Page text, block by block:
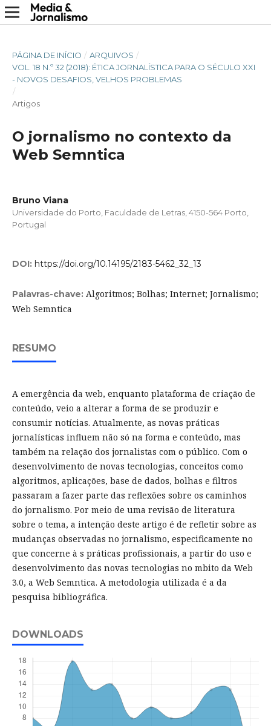
PÁGINA DE INÍCIO / ARQUIVOS /
VOL. 18 N.º 32 (2018): ÉTICA JORNALÍSTICA PARA O SÉCULO XXI
- NOVOS DESAFIOS, VELHOS PROBLEMAS
/
Artigos
O jornalismo no contexto da
Web Semntica
Bruno Viana
Universidade do Porto, Faculdade de Letras, 4150-564 Porto,
Portugal
DOI: https://doi.org/10.14195/2183-5462_32_13
Palavras-chave: Algoritmos; Bolhas; Internet; Jornalismo;
Web Semntica
RESUMO
A emergência da web, enquanto plataforma de criação de
conteúdo, veio a alterar a forma de se produzir e
consumir notícias. Atualmente, as novas práticas
jornalísticas influem não só na forma e conteúdo, mas
também na relação dos jornalistas com o público. Com o
desenvolvimento de novas tecnologias, conceitos como
algoritmos, aplicações, base de dados, bolhas e filtros
passaram a fazer parte das reflexões sobre os caminhos
do jornalismo. Por meio de uma revisão de literatura
sobre o tema, a intenção deste artigo é de refletir sobre as
mudanças observadas no jornalismo, especificamente no
que concerne à s práticas profissionais, a partir do uso e
desenvolvimento das novas tecnologias no mbito da Web
3.0, a Web Semntica. A metodologia utilizada é a da
pesquisa bibliográfica.
DOWNLOADS